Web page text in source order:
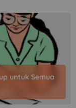
untuk Semua